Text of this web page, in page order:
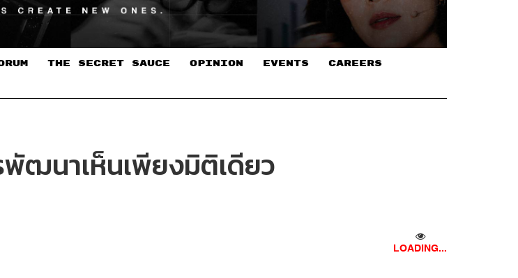
THE SECRET SAUCE​ OPINION EVENTS CAREERS
พัฒนาเห็นเพียงมิติเดียว
724